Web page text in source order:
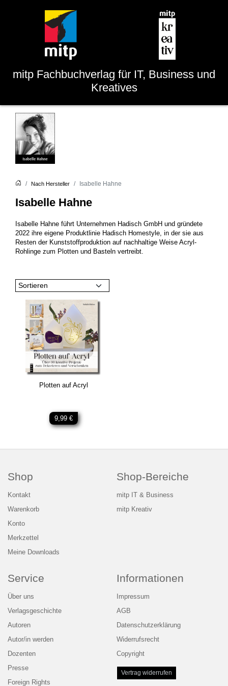
mitp Fachbuchverlag für IT, Business und
Kreatives
Nach Hersteller Isabelle Hahne
Isabelle Hahne
Isabelle Hahne führt Unternehmen Hadisch GmbH und gründete
2022 ihre eigene Produktlinie Hadisch Homestyle, in der sie aus
Resten der Kunststoffproduktion auf nachhaltige Weise Acryl-
Rohlinge zum Plotten und Basteln vertreibt.
Sortieren
Plotten auf Acryl
9,99 €
Shop
Kontakt
Warenkorb
Konto
Merkzettel
Meine Downloads
Shop-Bereiche
mitp IT & Business
mitp Kreativ
Service
Über uns
Verlagsgeschichte
Autoren
Autor/in werden
Dozenten
Presse
Foreign Rights
Informationen
Impressum
AGB
Datenschutzerklärung
Widerrufsrecht
Copyright
Vertrag widerrufen